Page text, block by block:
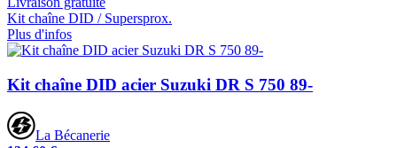
Kit chaîne DID / Supersprox.
Plus d'infos
Kit chaîne DID acier Suzuki DR S 750 89-
La Bécanerie